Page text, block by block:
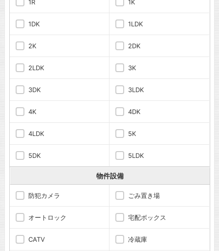
1R 1K
1DK 1LDK
2K 2DK
2LDK 3K
3DK 3LDK
4K 4DK
4LDK 5K
5DK 5LDK
物件設備
防犯カメラ ごみ置き場
オートロック 宅配ボックス
CATV 冷蔵庫